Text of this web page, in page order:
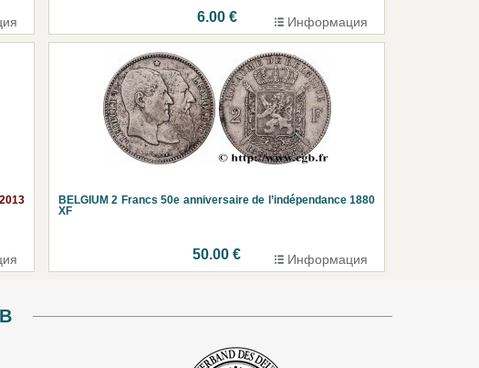
6.00 € Информация
BELGIUM 2 Francs 50e anniversaire de l’indépendance 1880
XF
50.00 € Информация